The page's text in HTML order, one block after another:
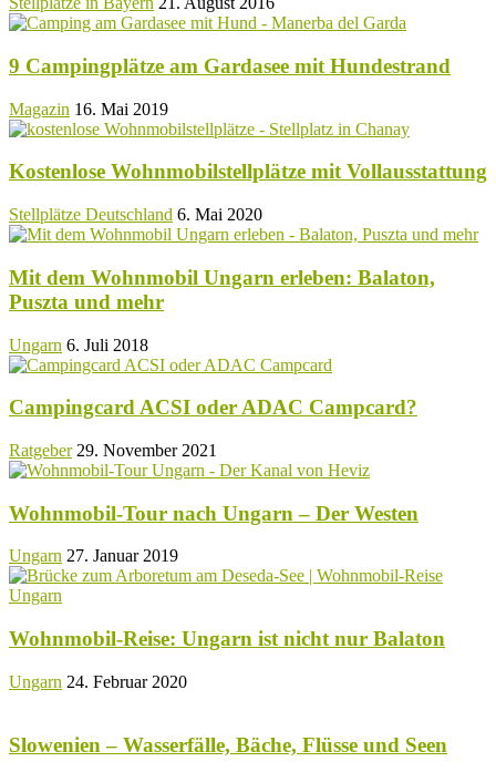
9 Campingplätze am Gardasee mit Hundestrand
Magazin 16. Mai 2019
Kostenlose Wohnmobilstellplätze mit Vollausstattung
Stellplätze Deutschland 6. Mai 2020
Mit dem Wohnmobil Ungarn erleben: Balaton,
Puszta und mehr
Ungarn 6. Juli 2018
Campingcard ACSI oder ADAC Campcard?
Ratgeber 29. November 2021
Wohnmobil-Tour nach Ungarn – Der Westen
Ungarn 27. Januar 2019
Wohnmobil-Reise: Ungarn ist nicht nur Balaton
Ungarn 24. Februar 2020
Slowenien – Wasserfälle, Bäche, Flüsse und Seen